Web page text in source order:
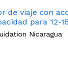
de viaje con
para 12-
selladoNicaragua